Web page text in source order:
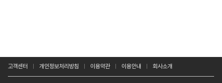
고객센터 개인정보처리방침 이용약관 이용안내 회사소개